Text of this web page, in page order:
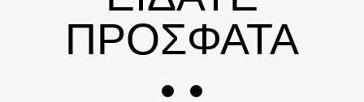
ΠΡΟΣΦΑΤΑ